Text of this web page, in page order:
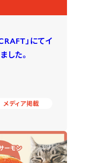
」にてイ
した。
メディア掲載